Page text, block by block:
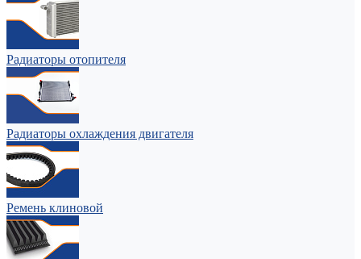
Радиаторы отопителя
Радиаторы охлаждения двигателя
Ремень клиновой